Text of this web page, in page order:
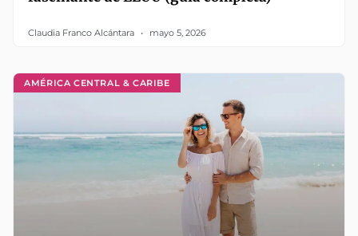
Claudia Franco Alcántara mayo 5, 2026
AMÉRICA CENTRAL & CARIBE